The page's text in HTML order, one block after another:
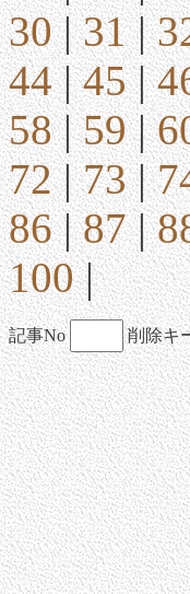
30|31|
44|45|
58|59|
72|73|
86|87|
100|
記事No 削除キ